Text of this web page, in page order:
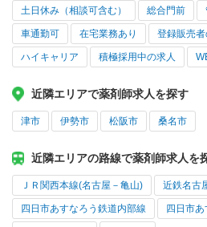
土日休み（相談可含む） 総合門前
車通勤可 在宅業務あり 登録販売者
ハイキャリア 積極採用中の求人
近隣エリアで薬剤師求人を探す
津市 伊勢市 松阪市 桑名市
近隣エリアの路線で薬剤師求人を
ＪＲ関西本線(名古屋－亀山) 近鉄名古
四日市あすなろう鉄道内部線 四日市